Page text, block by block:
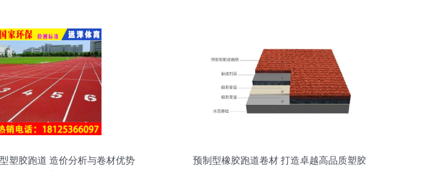
塑胶跑道 造价分析与卷材优势
预制型橡胶跑道卷材 打造卓越高品质塑胶